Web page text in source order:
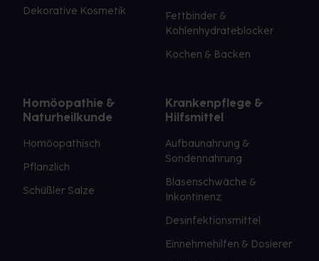
Dekorative Kosmetik
Fettbinder &
Kohlenhydrateblocker
Kochen & Backen
Homöopathie &
Naturheilkunde
Homöopathisch
Pflanzlich
Schüßler Salze
Krankenpflege &
Hilfsmittel
Aufbaunahrung &
Sondennahrung
Blasenschwäche &
Inkontinenz
Desinfektionsmittel
Einnehmehilfen & Dosierer